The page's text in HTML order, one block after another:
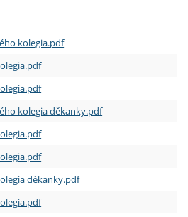
kolegia.pdf
kolegia děkanky.pdf
děkanky.pdf